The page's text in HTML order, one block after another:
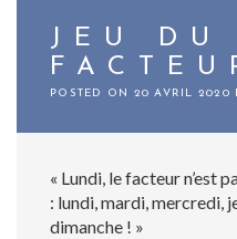
JEU DU
POSTED ON 20 AVRIL 2020
« Lundi, le facteur n’est
: lundi, mardi, mercredi,
dimanche ! »